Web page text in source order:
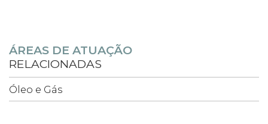
ÁREAS DE ATUAÇÃO
RELACIONADAS
Óleo e Gás